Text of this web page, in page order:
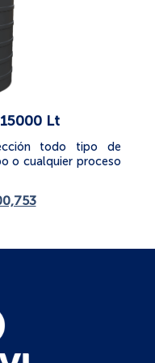
Lt
todo tipo de
o cualquier proceso